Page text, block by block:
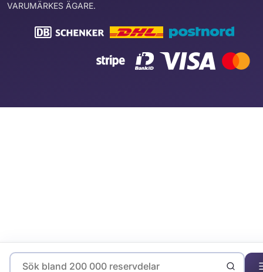
VARUMÄRKES ÄGARE.